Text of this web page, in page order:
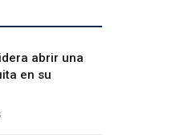
abrir una
en su